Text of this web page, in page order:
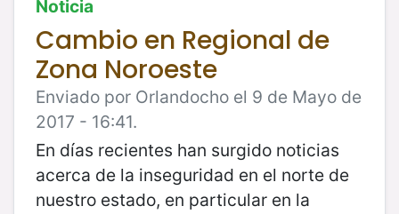
Noticia
Cambio en Regional de
Zona Noroeste
Enviado por Orlandocho el 9 de Mayo de
2017 - 16:41.
En días recientes han surgido noticias
acerca de la inseguridad en el norte de
nuestro estado, en particular en la